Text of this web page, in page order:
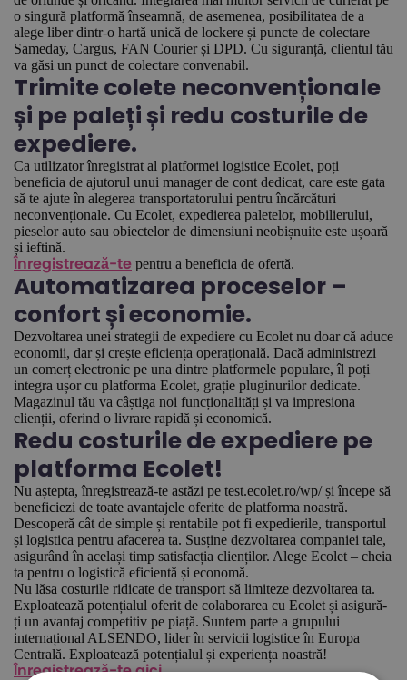
o singură platformă înseamnă, de asemenea, posibilitatea de a
alege liber dintr-o hartă unică de lockere și puncte de colectare
Sameday, Cargus, FAN Courier și DPD. Cu siguranță, clientul tău
va găsi un punct de colectare convenabil.
Trimite colete neconvenționale
și pe paleți și redu costurile de
expediere.
Ca utilizator înregistrat al platformei logistice Ecolet, poți
beneficia de ajutorul unui manager de cont dedicat, care este gata
să te ajute în alegerea transportatorului pentru încărcături
neconvenționale. Cu Ecolet, expedierea paletelor, mobilierului,
pieselor auto sau obiectelor de dimensiuni neobișnuite este ușoară
și ieftină.
Înregistrează-te pentru a beneficia de ofertă.
Automatizarea proceselor –
confort și economie.
Dezvoltarea unei strategii de expediere cu Ecolet nu doar că aduce
economii, dar și crește eficiența operațională. Dacă administrezi
un comerț electronic pe una dintre platformele populare, îl poți
integra ușor cu platforma Ecolet, grație pluginurilor dedicate.
Magazinul tău va câștiga noi funcționalități și va impresiona
clienții, oferind o livrare rapidă și economică.
Redu costurile de expediere pe
platforma Ecolet!
Nu aștepta, înregistrează-te astăzi pe test.ecolet.ro/wp/ și începe să
beneficiezi de toate avantajele oferite de platforma noastră.
Descoperă cât de simple și rentabile pot fi expedierile, transportul
și logistica pentru afacerea ta. Susține dezvoltarea companiei tale,
asigurând în același timp satisfacția clienților. Alege Ecolet – cheia
ta pentru o logistică eficientă și economă.
Nu lăsa costurile ridicate de transport să limiteze dezvoltarea ta.
Exploatează potențialul oferit de colaborarea cu Ecolet și asigură-
ți un avantaj competitiv pe piață. Suntem parte a grupului
internațional ALSENDO, lider în servicii logistice în Europa
Centrală. Exploatează potențialul și experiența noastră!
Înregistrează-te aici